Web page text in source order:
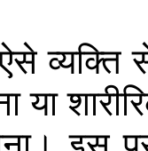
व्यक्ति
या